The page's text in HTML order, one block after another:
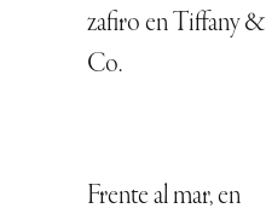
zafiro en Tiffany &
Co.
Frente al mar, en